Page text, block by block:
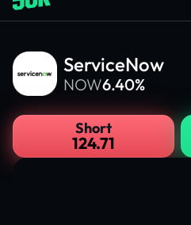
ServiceNow
NOW6.40%
Short
124.71